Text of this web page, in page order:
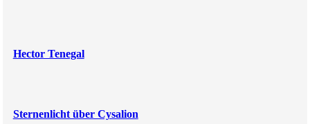
Hector Tenegal
Sternenlicht über Cysalion